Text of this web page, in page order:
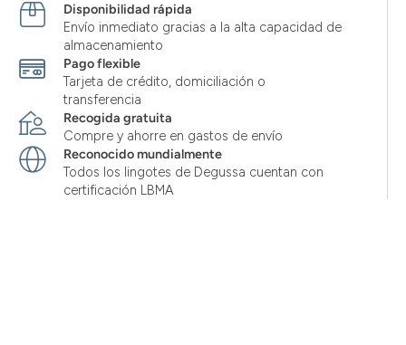
Disponibilidad rápida
Envío inmediato gracias a la alta capacidad de
almacenamiento
Pago flexible
Tarjeta de crédito, domiciliación o
transferencia
Recogida gratuita
Compre y ahorre en gastos de envío
Reconocido mundialmente
Todos los lingotes de Degussa cuentan con
certificación LBMA